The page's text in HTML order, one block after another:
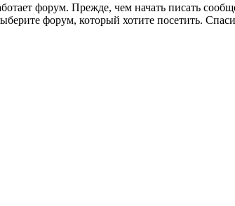
форум. Прежде, чем начать писать
форум, который хотите посетить.